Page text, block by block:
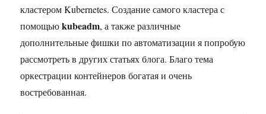
кластером Kubernetes. Создание самого кластера с
помощьюkubeadm, а также различные
дополнительные фишки по автоматизации я попробую
рассмотреть в других статьях блога. Благо тема
оркестрации контейнеров богатая и очень
востребованная.